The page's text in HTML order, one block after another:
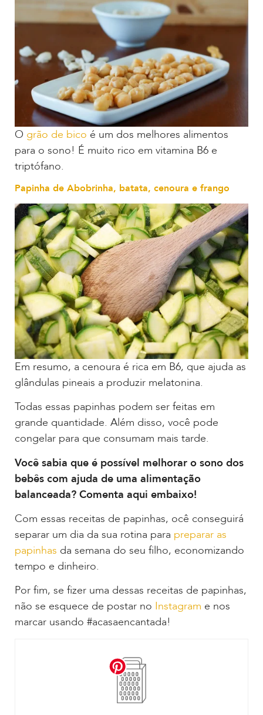
O grão de bico é um dos melhores alimentos
para o sono! É muito rico em vitamina B6 e
triptófano.
Papinha de Abobrinha, batata, cenoura e frango
Em resumo, a cenoura é rica em B6, que ajuda as
glândulas pineais a produzir melatonina.
Todas essas papinhas podem ser feitas em
grande quantidade. Além disso, você pode
congelar para que consumam mais tarde.
Você sabia que é possível melhorar o sono dos
bebês com ajuda de uma alimentação
balanceada? Comenta aqui embaixo!
Com essas receitas de papinhas, ocê conseguirá
separar um dia da sua rotina para preparar as
papinhas da semana do seu filho, economizando
tempo e dinheiro.
Por fim, se fizer uma dessas receitas de papinhas,
não se esquece de postar no Instagram e nos
marcar usando #acasaencantada!